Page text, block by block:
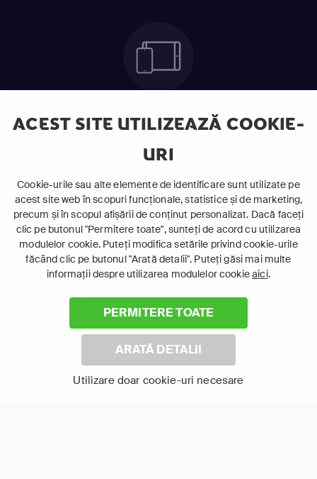
ACEST SITE UTILIZEAZĂ COOKIE-
URI
Cookie-urile sau alte elemente de identificare sunt utilizate pe
acest site web în scopuri funcționale, statistice și de marketing,
precum și în scopul afișării de conținut personalizat. Dacă faceți
clic pe butonul "Permitere toate", sunteți de acord cu utilizarea
modulelor cookie. Puteți modifica setările privind cookie-urile
făcând clic pe butonul "Arată detalii". Puteți găsi mai multe
informații despre utilizarea modulelor cookieaici.
PERMITERE TOATE
ARATĂ DETALII
Utilizare doar cookie-uri necesare
Telefon mobil sau Tabletă
Ia cu tine serialele preferate și urmărește-le
oriunde te afli.
Laptop
Intră în pat și urmărește acel episod incitant.
ABONEAZĂ-TE ACUM
Cerințe de sistem